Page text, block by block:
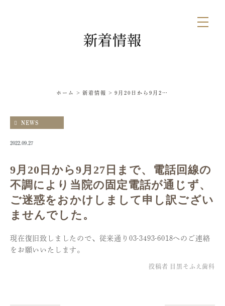
新着情報
ホーム 新着情報 9月20日から9月27日まで、電話回線の不調により当院の固定電話が通じず、ご迷惑をおかけしまして申し訳ございませんでした。
NEWS
2022.09.27
9月20日から9月27日まで、電話回線の
不調により当院の固定電話が通じず、
ご迷惑をおかけしまして申し訳ござい
ませんでした。
現在復旧致しましたので、従来通り03-3493-6018へのご連絡
をお願いいたします。
投稿者 目黒そふえ歯科